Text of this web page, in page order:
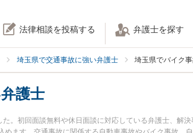
法律相談を投稿する 弁護士を探す
埼玉県で交通事故に強い弁護士 埼玉県でバイク
護士
。初回面談無料や休日面談に対応している弁護士、解